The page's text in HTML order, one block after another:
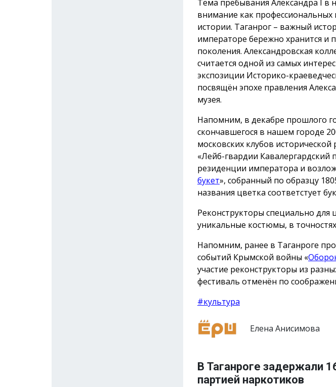
Тема пребывания Александра I в
внимание как профессиональных
истории. Таганрог – важный
императоре бережно хранится и
поколения. Александровская
считается одной из самых
экспозиции Историко-
посвящён эпохе правления
музея.
Напомним, в декабре прошлого
скончавшегося в нашем городе
московских клубов
«Лейб-гвардии Кавалергардский
резиденции императора и
букет», собранный по образцу
названия цветка соответстует
Реконструкторы специально
уникальные костюмы, в
Напомним, ранее в Таганроге
событий Крымской войны «
участие реконструкторы из
фестиваль отменён по
#культура
Елена Анисимова
В Таганроге задержали
партией наркотиков